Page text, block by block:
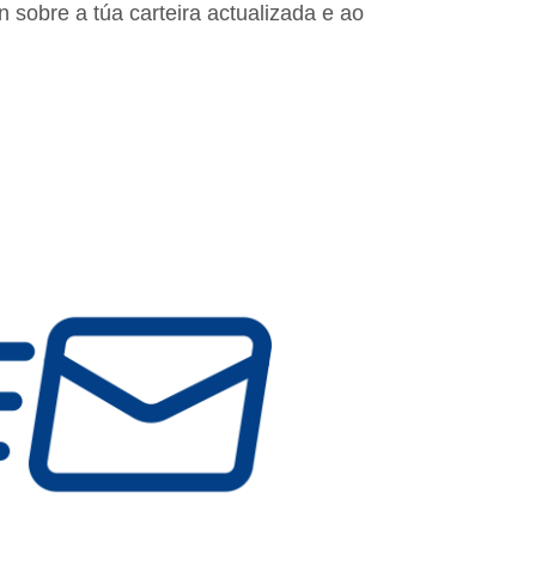
sobre a túa carteira actualizada e ao